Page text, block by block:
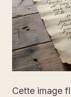
Cette image